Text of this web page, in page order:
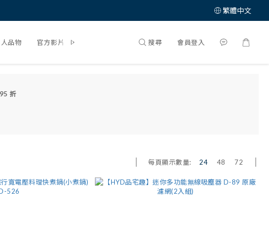
繁體中文
品物 官方影片 搜尋 會員登入
折
每頁顯示數量: 24 48 72